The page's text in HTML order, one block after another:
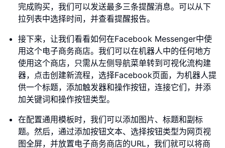
完成购买，我们可以发送最多三条提醒消息。可以从下
拉列表中选择时间，并查看提醒报告。
接下来，让我们看看如何在Facebook Messenger中使
用这个电子商务商店。我们可以在机器人中的任何地方
使用这个商店，只需从左侧导航菜单转到可视化流构建
器，点击创建新流程，选择Facebook页面，为机器人提
供一个标题，添加触发器和操作按钮，连接它们，并添
加关键词和操作按钮类型。
在配置通用模板时，我们可以添加图片、标题和副标
题。然后，通过添加按钮文本、选择按钮类型为网页视
图全屏，并放置电子商务商店的URL，我们就可以将商